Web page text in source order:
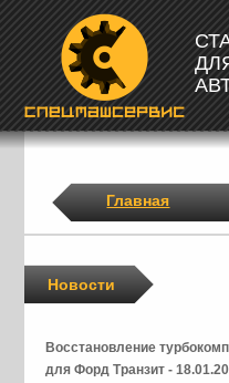
Главная
Новости
Восстановление
для Форд Транзит -